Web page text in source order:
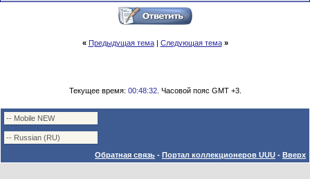
« Предыдущая тема| Следующая тема »
Текущее время: 00:48:32. Часовой пояс GMT +3.
Обратная связь - Портал коллекционеров UUU - Вверх